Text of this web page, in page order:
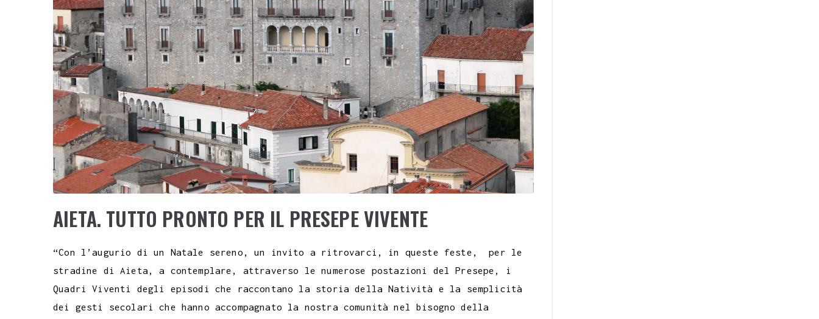
AIETA. TUTTO PRONTO PER IL PRESEPE VIVENTE
“Con l’augurio di un Natale sereno, un invito a ritrovarci, in queste feste, per le
stradine di Aieta, a contemplare, attraverso le numerose postazioni del Presepe, i
Quadri Viventi degli episodi che raccontano la storia della Natività e la semplicità
dei gesti secolari che hanno accompagnato la nostra comunità nel bisogno della